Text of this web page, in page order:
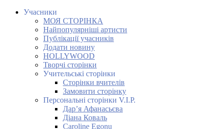
Учасники
МОЯ СТОРІНКА
Найпопулярніші артисти
Публікації учасників
Додати новину
HOLLYWOOD
Творчі сторінки
Учительські сторінки
Сторінки вчителів
Замовити сторінку
Персональні сторінки V.I.P.
Дар’я Афанасьєва
Діана Коваль
Caroline Egonu